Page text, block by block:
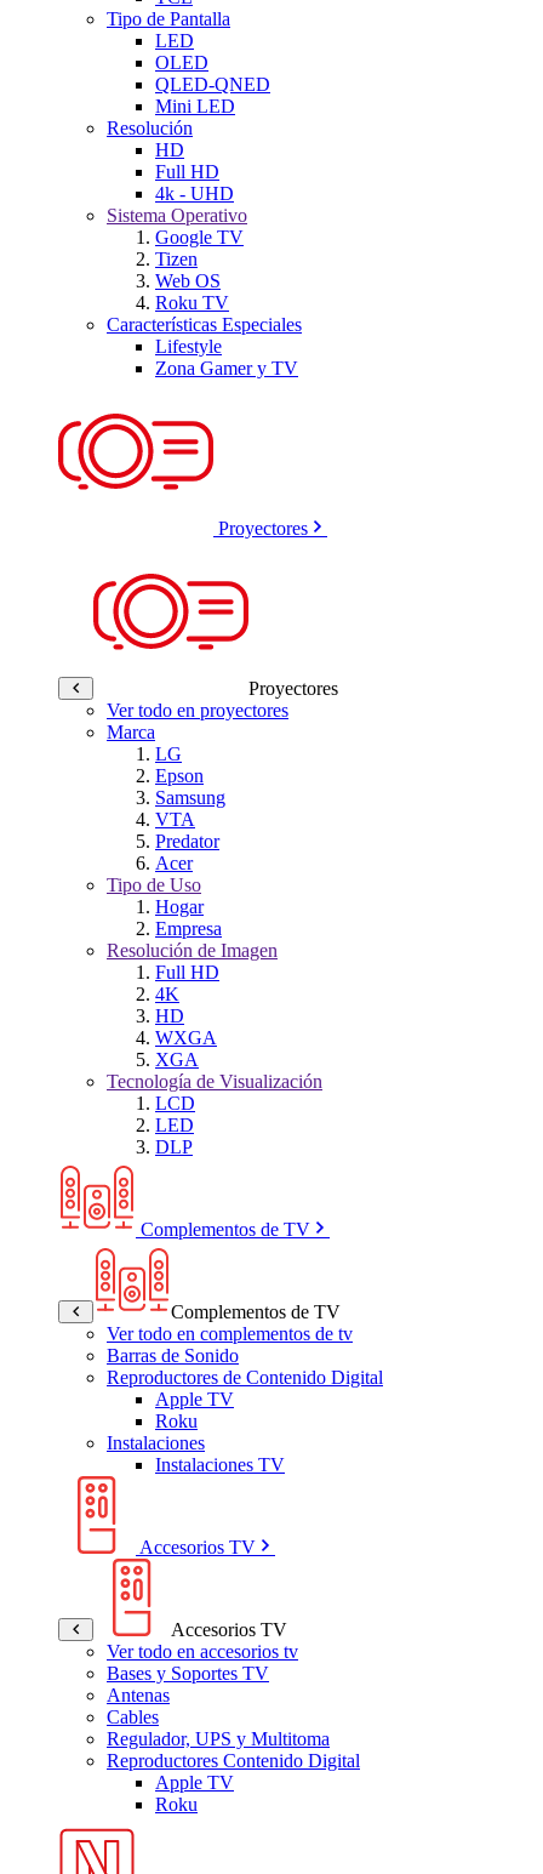
Tipo de Pantalla
LED
OLED
QLED-QNED
Mini LED
Resolución
HD
Full HD
4k - UHD
Sistema Operativo
Google TV
Tizen
Web OS
Roku TV
Características Especiales
Lifestyle
Zona Gamer y TV
Proyectores
Proyectores
Ver todo en proyectores
Marca
LG
Epson
Samsung
VTA
Predator
Acer
Tipo de Uso
Hogar
Empresa
Resolución de Imagen
Full HD
4K
HD
WXGA
XGA
Tecnología de Visualización
LCD
LED
DLP
Complementos de TV
Complementos de TV
Ver todo en complementos de tv
Barras de Sonido
Reproductores de Contenido Digital
Apple TV
Roku
Instalaciones
Instalaciones TV
Accesorios TV
Accesorios TV
Ver todo en accesorios tv
Bases y Soportes TV
Antenas
Cables
Regulador, UPS y Multitoma
Reproductores Contenido Digital
Apple TV
Roku